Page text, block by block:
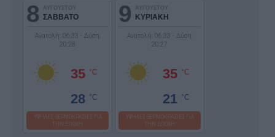
8 ΑΥΓΟΥΣΤΟΥ
ΣΑΒΒΑΤΟ
Ανατολή: 06:33 - Δύση:
20:28
35 °C
28 °C
ΥΨΗΛΕΣ ΘΕΡΜΟΚΡΑΣΙΕΣ ΓΙΑ
ΤΗΝ ΕΠΟΧΗ
9 ΑΥΓΟΥΣΤΟΥ
ΚΥΡΙΑΚΗ
Ανατολή: 06:33 - Δύση:
20:27
35 °C
21 °C
ΥΨΗΛΕΣ ΘΕΡΜΟΚΡΑΣΙΕΣ ΓΙΑ
ΤΗΝ ΕΠΟΧΗ